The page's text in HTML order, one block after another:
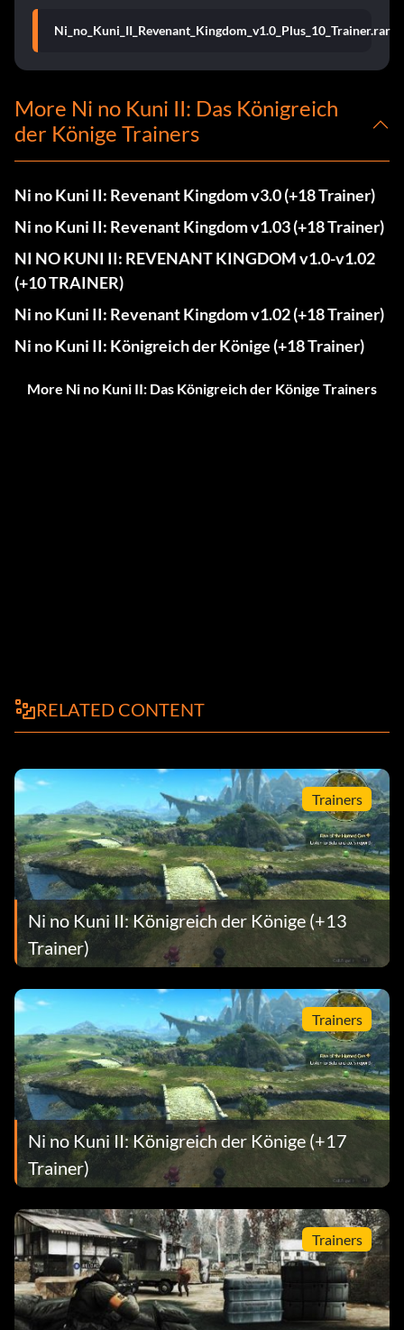
Ni_no_Kuni_II_Revenant_Kingdom_v1.0_Plus_10_Trainer.rar
More Ni no Kuni II: Das Königreich
der Könige Trainers
Ni no Kuni II: Revenant Kingdom v3.0 (+18 Trainer)
Ni no Kuni II: Revenant Kingdom v1.03 (+18 Trainer)
NI NO KUNI II: REVENANT KINGDOM v1.0-v1.02
(+10 TRAINER)
Ni no Kuni II: Revenant Kingdom v1.02 (+18 Trainer)
Ni no Kuni II: Königreich der Könige (+18 Trainer)
More Ni no Kuni II: Das Königreich der Könige Trainers
RELATED CONTENT
Trainers
Ni no Kuni II: Königreich der Könige (+13
Trainer)
Trainers
Ni no Kuni II: Königreich der Könige (+17
Trainer)
Trainers